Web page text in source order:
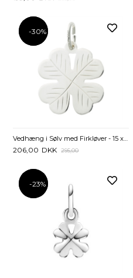
-30%
-30%
Vedhæng i Sølv med Firkløver - 15 x 15 mm
206,00 DKK 295,00
-23%
-23%